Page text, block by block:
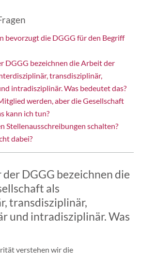
bevorzugt die DGGG für den Begriff
DGGG bezeichnen die Arbeit der
transdisziplinär,
intradisziplinär. Was bedeutet das?
werden, aber die Gesellschaft
kann ich tun?
Stellenausschreibungen schalten?
dabei?
DGGG bezeichnen die
als
transdisziplinär,
und intradisziplinär. Was
verstehen wir die